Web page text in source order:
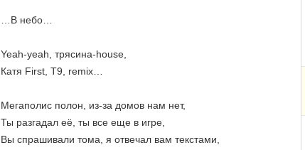
…В небо…
Yeah-yeah, трясина-house,
Катя First, Т9, remix…
Мегаполис полон, из-за домов нам нет,
Ты разгадал её, ты все еще в игре,
Вы спрашивали тома, я отвечал вам текстами,